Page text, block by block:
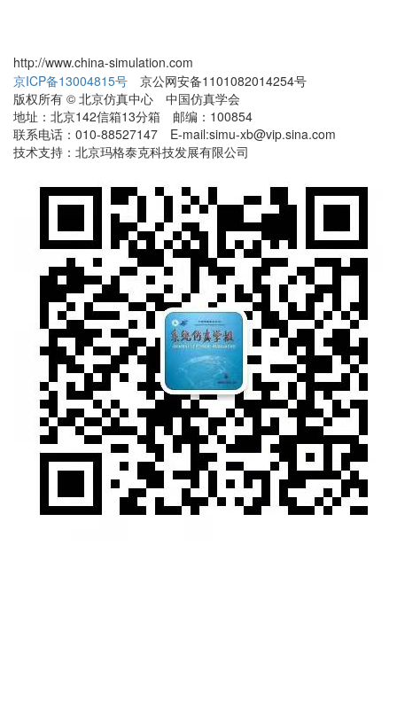
http://www.china-simulation.com
京ICP备13004815号 京公网安备1101082014254号
版权所有 © 北京仿真中心 中国仿真学会
地址：北京142信箱13分箱 邮编：100854
联系电话：010-88527147 E-mail:simu-xb@vip.sina.com
技术支持：北京玛格泰克科技发展有限公司